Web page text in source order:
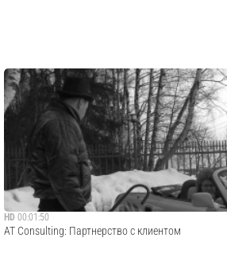
HD 00:01:50
AT Consulting: Партнерство с клиентом